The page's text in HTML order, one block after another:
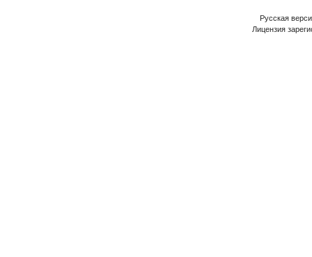
Русская
Лицензия